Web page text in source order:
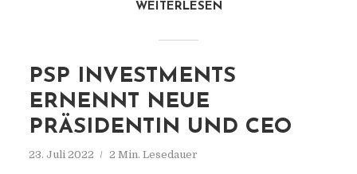
WEITERLESEN
PSP INVESTMENTS
ERNENNT NEUE
PRÄSIDENTIN UND CEO
23. Juli 2022 2 Min. Lesedauer